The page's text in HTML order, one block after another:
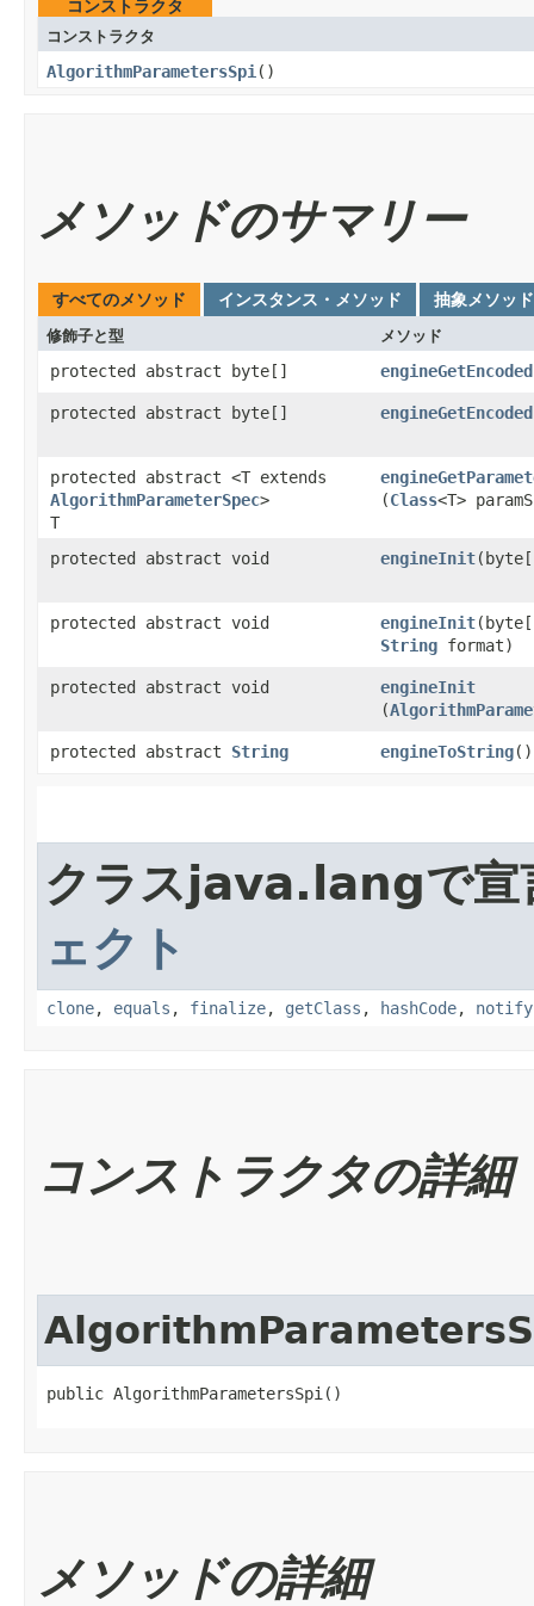
コンストラクタ
コンストラクタ
AlgorithmParametersSpi ()
メソッドのサマリー
すべてのメソッド インスタンス・メソッド 抽象メソッド
修飾子と型 メソッド
protected abstract byte[] engineGetEncoded
protected abstract byte[] engineGetEncoded
protected abstract <T extends
AlgorithmParameterSpec>
T
(Class<T>
protected abstract void engineInit
protected abstract void engineInit
String format)
protected abstract void engineInit
(
protected abstract String engineToString()
クラスjava.langで宣
ェクト
clone, equals , finalize, getClass , hashCode, notify
コンストラクタの詳細
public AlgorithmParametersSpi()
メソッドの詳細